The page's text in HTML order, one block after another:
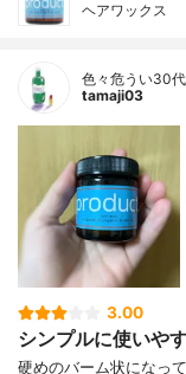
ヘアワックス
色々危うい30代
tamaji03
3.00
シンプルに使いや
硬めのバーム状になっ